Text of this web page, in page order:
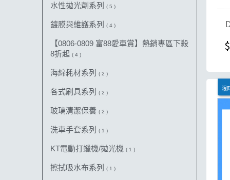
水性拋光劑系列 ( 5 )
鍍膜與維護系列 ( 4 )
【0806-0809 富88愛車賞】熱銷專區下殺
8折起 ( 4 )
海綿耗材系列 ( 2 )
各式刷具系列 ( 2 )
玻璃清潔保養 ( 2 )
洗車手套系列 ( 1 )
KT電動打蠟機/拋光機 ( 1 )
擦拭吸水布系列 ( 1 )
限